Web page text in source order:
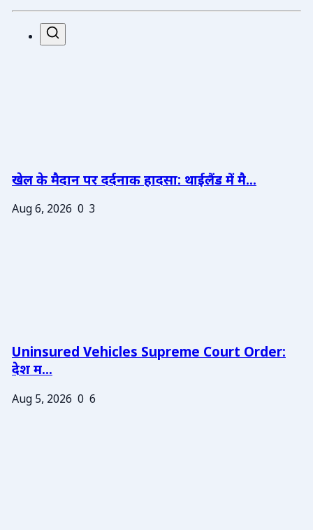
खेल के मैदान पर दर्दनाक हादसा: थाईलैंड में मै...
Aug 6, 2026 0 3
Uninsured Vehicles Supreme Court Order:
देश म...
Aug 5, 2026 0 6